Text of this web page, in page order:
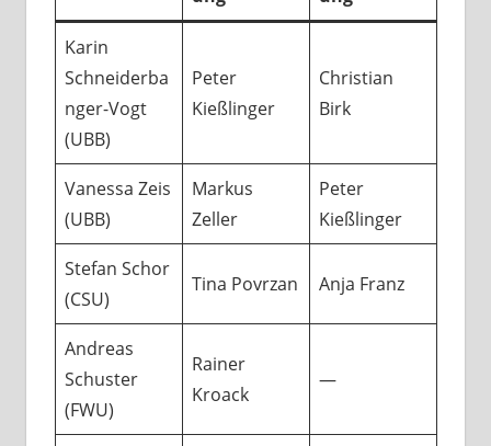
Karin
Schneiderba
nger-Vogt
(UBB)
Peter
Kießlinger
Christian
Birk
Vanessa Zeis
(UBB)
Markus
Zeller
Peter
Kießlinger
Stefan Schor
(CSU)
Tina Povrzan Anja Franz
Andreas
Schuster
(FWU)
Rainer
Kroack
—